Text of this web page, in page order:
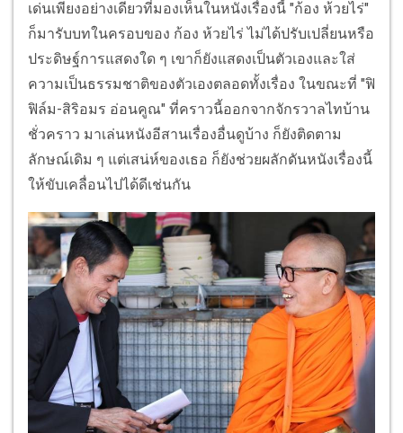
เด่นเพียงอย่างเดียวที่มองเห็นในหนังเรื่องนี้ "ก้อง ห้วยไร่"
ก็มารับบทในครอบของ ก้อง ห้วยไร่ ไม่ได้ปรับเปลี่ยนหรือ
ประดิษฐ์การแสดงใด ๆ เขาก็ยังแสดงเป็นตัวเองและใส่
ความเป็นธรรมชาติของตัวเองตลอดทั้งเรื่อง ในขณะที่ "ฟิ
ฟิล์ม-สิริอมร อ่อนคูณ" ที่คราวนี้ออกจากจักรวาลไทบ้าน
ชั่วคราว มาเล่นหนังอีสานเรื่องอื่นดูบ้าง ก็ยังติดตาม
ลักษณ์เดิม ๆ แต่เสน่ห์ของเธอ ก็ยังช่วยผลักดันหนังเรื่องนี้
ให้ขับเคลื่อนไปได้ดีเช่นกัน